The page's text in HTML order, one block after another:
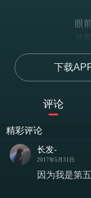
眼
片
你
你
即使心里
下载
评论
精彩评论
长发-
2017年5月31日
因为我是第